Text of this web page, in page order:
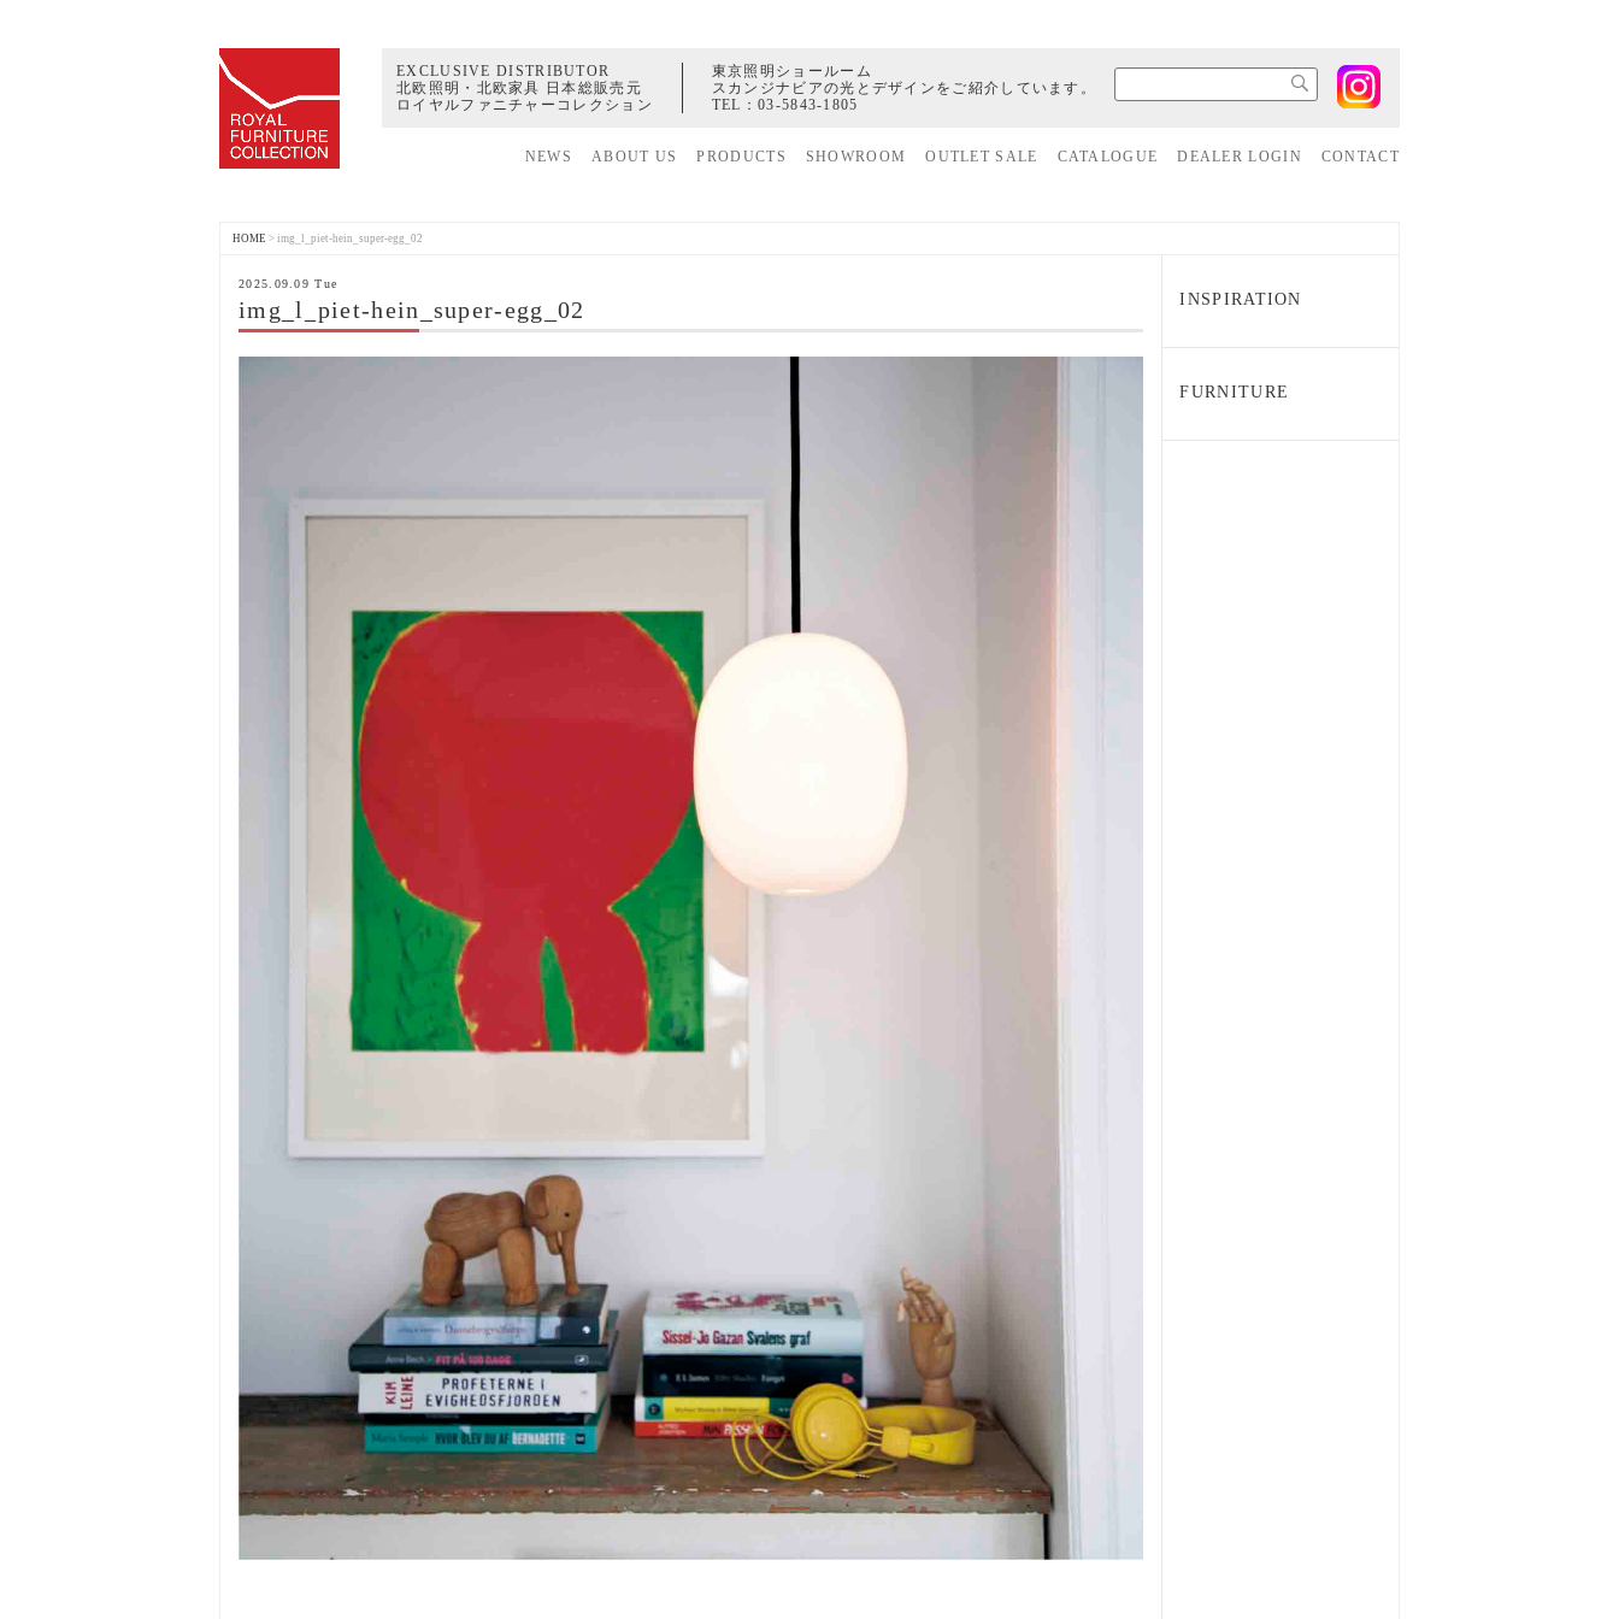
EXCLUSIVE DISTRIBUTOR
北欧照明・北欧家具 日本総販売元
ロイヤルファニチャーコレクション
東京照明ショールーム
スカンジナビアの光とデザインをご紹介しています。
TEL：03-5843-1805
NEWS ABOUT US PRODUCTS SHOWROOM OUTLET SALE CATALOGUE DEALER LOGIN CONTACT
HOME > img_l_piet-hein_super-egg_02
2025.09.09 Tue
img_l_piet-hein_super-egg_02 INSPIRATION
FURNITURE